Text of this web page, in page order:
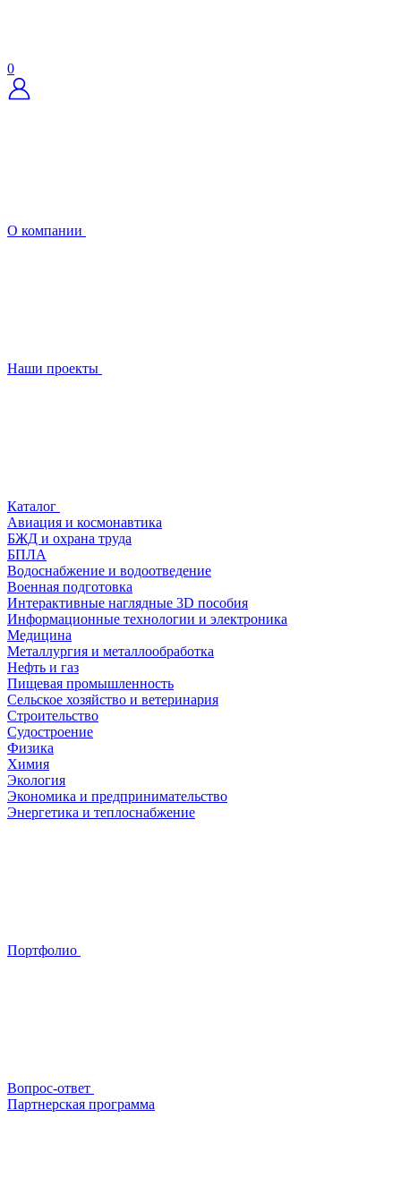
0
О компании
Наши проекты
Каталог
Авиация и космонавтика
БЖД и охрана труда
БПЛА
Водоснабжение и водоотведение
Военная подготовка
Интерактивные наглядные 3D пособия
Информационные технологии и электроника
Медицина
Металлургия и металлообработка
Нефть и газ
Пищевая промышленность
Сельское хозяйство и ветеринария
Строительство
Судостроение
Физика
Химия
Экология
Экономика и предпринимательство
Энергетика и теплоснабжение
Портфолио
Вопрос-ответ
Партнерская программа